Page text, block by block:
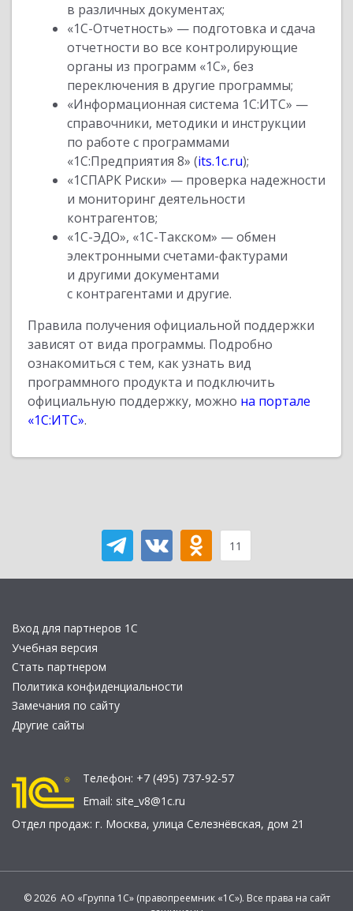
в различных документах;
«1С-Отчетность» — подготовка и сдача
отчетности во все контролирующие
органы из программ «1С», без
переключения в другие программы;
«Информационная система 1С:ИТС» —
справочники, методики и инструкции
по работе с программами
«1С:Предприятия 8» (its.1c.ru);
«1СПАРК Риски» — проверка надежности
и мониторинг деятельности
контрагентов;
«1С-ЭДО», «1С-Такском» — обмен
электронными счетами-фактурами
и другими документами
с контрагентами и другие.
Правила получения официальной поддержки
зависят от вида программы. Подробно
ознакомиться с тем, как узнать вид
программного продукта и подключить
официальную поддержку, можно на портале
«1С:ИТС».
11
Вход для партнеров 1С
Учебная версия
Стать партнером
Политика конфиденциальности
Замечания по сайту
Другие сайты
Телефон: +7 (495) 737-92-57
Email: site_v8@1c.ru
Отдел продаж: г. Москва, улица Селезнёвская, дом 21
© 2026 АО «Группа 1С» (правопреемник «1С»). Все права на сайт